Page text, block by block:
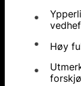
Høy